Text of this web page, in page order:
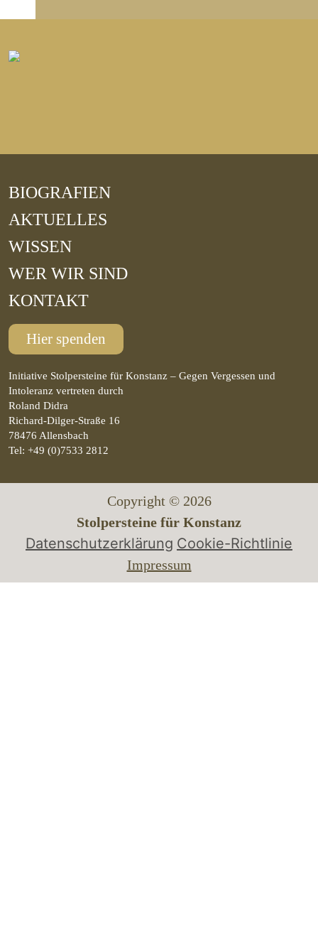
BIOGRAFIEN
AKTUELLES
WISSEN
WER WIR SIND
KONTAKT
Hier spenden
Initiative Stolpersteine für Konstanz – Gegen Vergessen und
Intoleranz vertreten durch
Roland Didra
Richard-Dilger-Straße 16
78476 Allensbach
Tel: +49 (0)7533 2812
Copyright © 2026
Stolpersteine für Konstanz
Datenschutzerklärung Cookie-Richtlinie
Impressum